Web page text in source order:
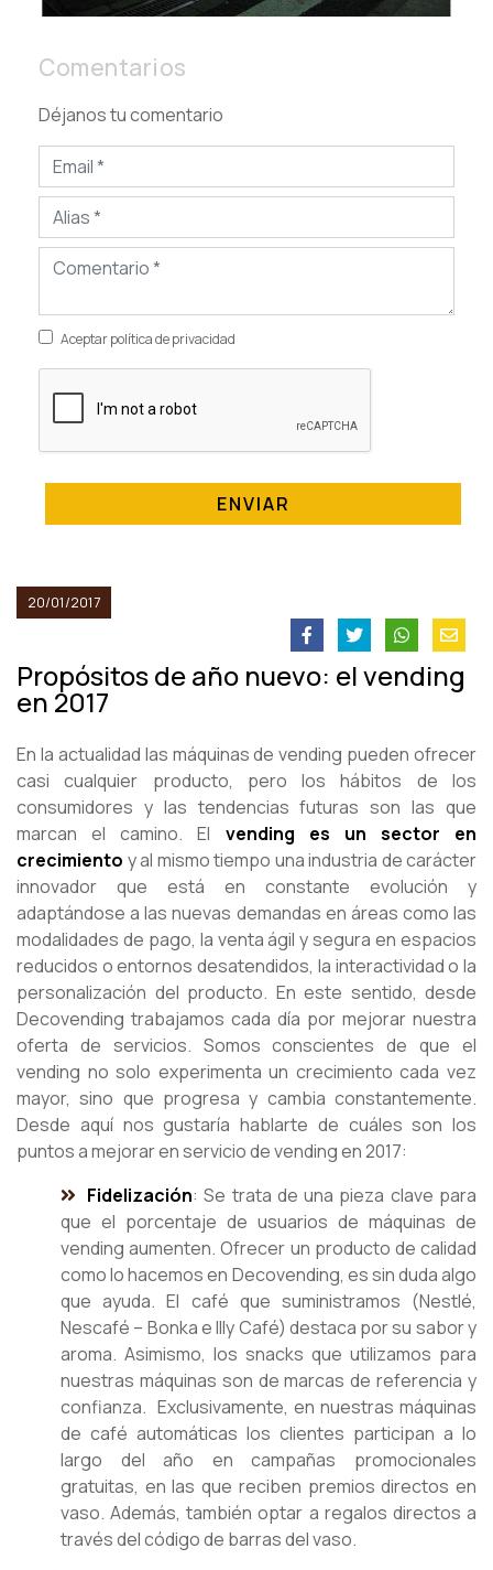
Comentarios
Déjanos tu comentario
Aceptar política de privacidad
ENVIAR
20/01/2017
Propósitos de año nuevo: el vending
en 2017
En la actualidad las máquinas de vending pueden ofrecer
casi cualquier producto, pero los hábitos de los
consumidores y las tendencias futuras son las que
marcan el camino. El vending es un sector en
crecimiento y al mismo tiempo una industria de carácter
innovador que está en constante evolución y
adaptándose a las nuevas demandas en áreas como las
modalidades de pago, la venta ágil y segura en espacios
reducidos o entornos desatendidos, la interactividad o la
personalización del producto. En este sentido, desde
Decovending trabajamos cada día por mejorar nuestra
oferta de servicios. Somos conscientes de que el
vending no solo experimenta un crecimiento cada vez
mayor, sino que progresa y cambia constantemente.
Desde aquí nos gustaría hablarte de cuáles son los
puntos a mejorar en servicio de vending en 2017:
Fidelización: Se trata de una pieza clave para
que el porcentaje de usuarios de máquinas de
vending aumenten. Ofrecer un producto de calidad
como lo hacemos en Decovending, es sin duda algo
que ayuda. El café que suministramos (Nestlé,
Nescafé – Bonka e Illy Café) destaca por su sabor y
aroma. Asimismo, los snacks que utilizamos para
nuestras máquinas son de marcas de referencia y
confianza. Exclusivamente, en nuestras máquinas
de café automáticas los clientes participan a lo
largo del año en campañas promocionales
gratuitas, en las que reciben premios directos en
vaso. Además, también optar a regalos directos a
través del código de barras del vaso.